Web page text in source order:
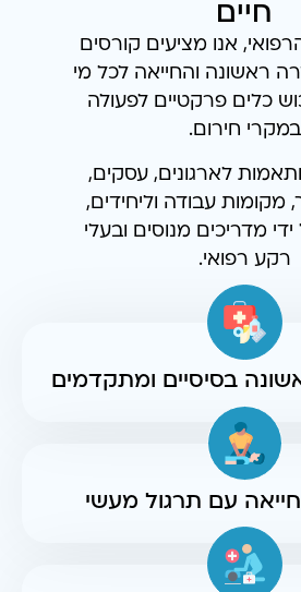
חיים
אנו מציעים קורסים
ראשונה והחייאה לכל מי
כלים פרקטיים לפעולה
במקרי חירום.
לארגונים, עסקים,
מקומות עבודה וליחידים,
מדריכים מנוסים ובעלי
רקע רפואי.
בסיסיים ומתקדמים
עם תרגול מעשי